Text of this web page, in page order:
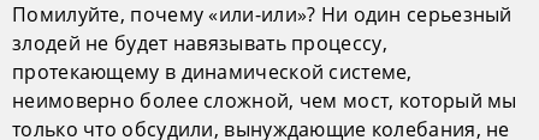
Помилуйте, почему «или-или»? Ни один серьезный
злодей не будет навязывать процессу,
протекающему в динамической системе,
неимоверно более сложной, чем мост, который мы
только что обсудили, вынуждающие колебания, не